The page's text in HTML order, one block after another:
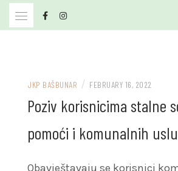
Skip
JKP BAŠBUNAR / FEBRUARY 16, 2022
Poziv korisnicima stalne
pomoći i komunalnih
Obavještavaju se korisnici